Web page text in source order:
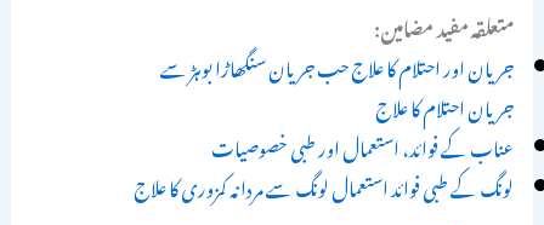
متعلقہ مفید مضامین:
جریان اور احتلام کا علاج حب جریان سنگھاڑا بوہڑ سے
جریان احتلام کا علاج
عناب کے فوائد، استعمال اور طبی خصوصیات
لونگ کے طبی فوائد استعمال لونگ سے مردانہ کمزوری کا علاج